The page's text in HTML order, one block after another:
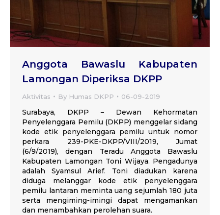
Anggota Bawaslu Kabupaten
Lamongan Diperiksa DKPP
Aktivitas By Humas DKPP 06-09-2019
Surabaya, DKPP – Dewan Kehormatan
Penyelenggara Pemilu (DKPP) menggelar sidang
kode etik penyelenggara pemilu untuk nomor
perkara 239-PKE-DKPP/VIII/2019, Jumat
(6/9/2019), dengan Teradu Anggota Bawaslu
Kabupaten Lamongan Toni Wijaya. Pengadunya
adalah Syamsul Arief. Toni diadukan karena
diduga melanggar kode etik penyelenggara
pemilu lantaran meminta uang sejumlah 180 juta
serta mengiming-imingi dapat mengamankan
dan menambahkan perolehan suara.